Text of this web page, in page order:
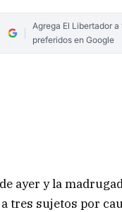
Agrega El Libertador a
preferidos en Google
ayer y la
tres sujetos por